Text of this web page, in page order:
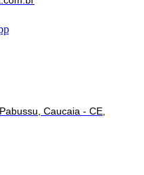
Caucaia - CE,